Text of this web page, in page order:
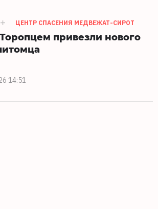
ЦЕНТР СПАСЕНИЯ МЕДВЕЖАТ-СИРОТ
привезли нового
14:51